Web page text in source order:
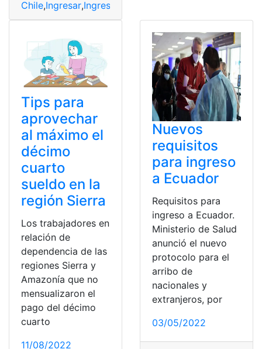
Chile,Ingresar,Ingreso del país
Tips para
aprovechar
al máximo el
décimo
cuarto
sueldo en la
región Sierra
Los trabajadores en
relación de
dependencia de las
regiones Sierra y
Amazonía que no
mensualizaron el
pago del décimo
cuarto
11/08/2022
Nuevos
requisitos
para ingreso
a Ecuador
Requisitos para
ingreso a Ecuador.
Ministerio de Salud
anunció el nuevo
protocolo para el
arribo de
nacionales y
extranjeros, por
03/05/2022